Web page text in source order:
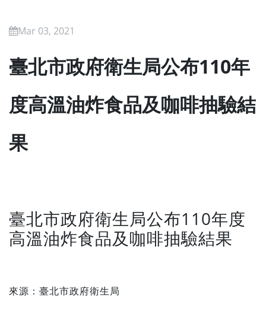
Mar 03, 2021
臺北市政府衛生局公布110年
度高溫油炸食品及咖啡抽驗結
果
臺北市政府衛生局公布110年度
高溫油炸食品及咖啡抽驗結果
來源：臺北市政府衛生局